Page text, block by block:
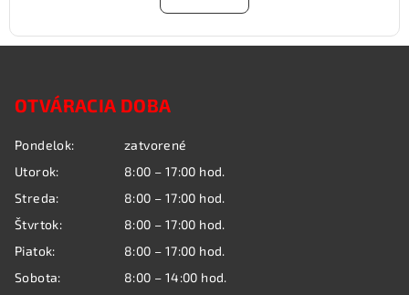
OTVÁRACIA DOBA
Pondelok:
zatvorené
Utorok:
8:00 – 17:00 hod.
Streda:
8:00 – 17:00 hod.
Štvrtok:
8:00 – 17:00 hod.
Piatok:
8:00 – 17:00 hod.
Sobota:
8:00 – 14:00 hod.